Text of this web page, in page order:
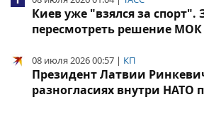
Киев уже "взялся за спорт".
пересмотреть решение МОК
08 июля 2026 00:57 | КП
Президент Латвии
разногласиях внутри